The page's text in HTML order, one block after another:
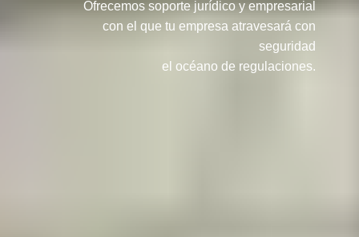
Ofrecemos soporte jurídico y empresarial
con el que tu empresa atravesará con
seguridad
el océano de regulaciones.